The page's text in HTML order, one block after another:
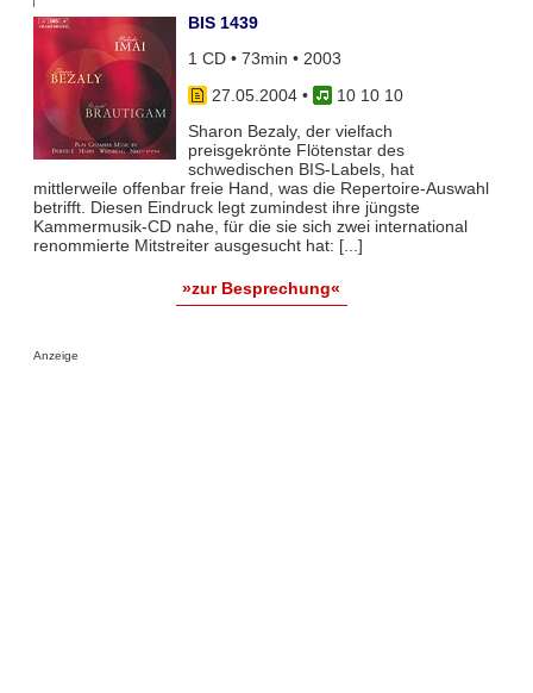
BIS 1439
1 CD • 73min • 2003
27.05.2004•
10 10 10
Sharon Bezaly, der vielfach
preisgekrönte Flötenstar des
schwedischen BIS-Labels, hat
mittlerweile offenbar freie Hand, was die Repertoire-Auswahl
betrifft. Diesen Eindruck legt zumindest ihre jüngste
Kammermusik-CD nahe, für die sie sich zwei international
renommierte Mitstreiter ausgesucht hat: [...]
»zur Besprechung«
Anzeige